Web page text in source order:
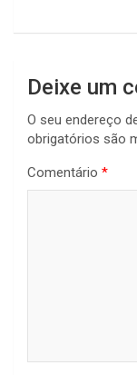
Deixe um
O seu endereço
obrigatórios são
Comentário *